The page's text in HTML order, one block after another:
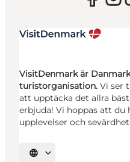
VisitDenmark är
turistorganisation. Vi ser
att upptäcka det allra
erbjuda! Vi hoppas att du
upplevelser och
Välj språk